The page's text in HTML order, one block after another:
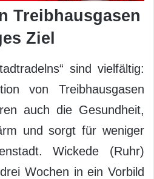
Treibhausgasen
Ziel
sind vielfältig:
von Treibhausgasen
auch die Gesundheit,
und sorgt für weniger
Wickede (Ruhr)
Wochen in ein Vorbild